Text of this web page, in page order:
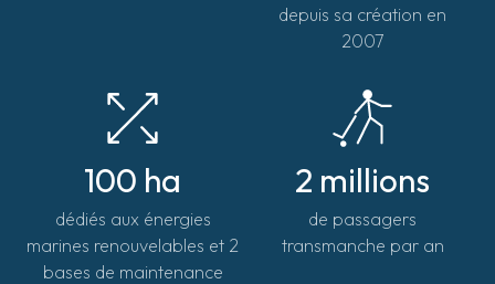
depuis sa création en
2007
100 ha
dédiés aux énergies
marines renouvelables et 2
bases de maintenance
2 millions
de passagers
transmanche par an